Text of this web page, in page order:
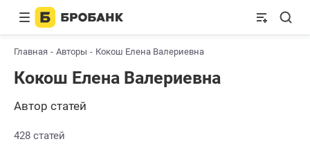
Главная Авторы Кокош Елена Валериевна
Кокош Елена Валериевна
Автор статей
428 статей